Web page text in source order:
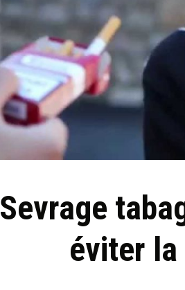
Sevrage
éviter la